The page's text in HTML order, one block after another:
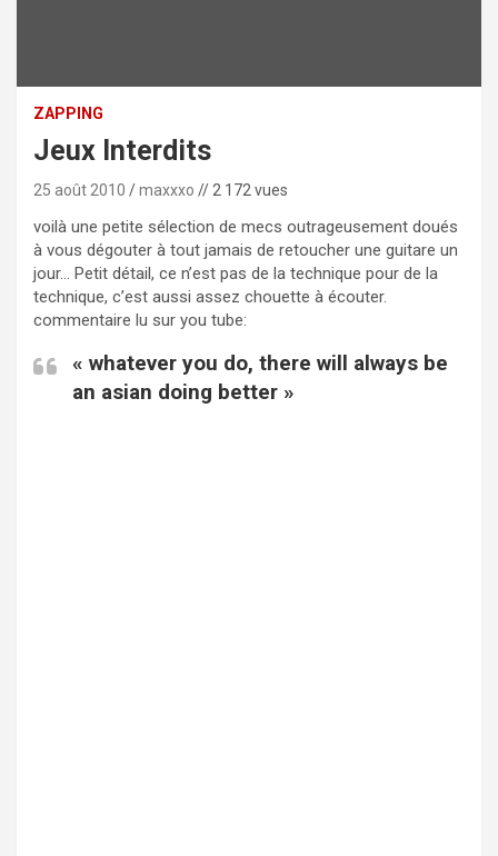
ZAPPING
Jeux Interdits
25 août 2010 maxxxo // 2 172 vues
voilà une petite sélection de mecs outrageusement doués
à vous dégouter à tout jamais de retoucher une guitare un
jour… Petit détail, ce n’est pas de la technique pour de la
technique, c’est aussi assez chouette à écouter.
commentaire lu sur you tube:
« whatever you do, there will always be
an asian doing better »